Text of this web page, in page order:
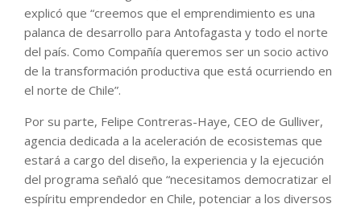
explicó que “creemos que el emprendimiento es una
palanca de desarrollo para Antofagasta y todo el norte
del país. Como Compañía queremos ser un socio activo
de la transformación productiva que está ocurriendo en
el norte de Chile”.
Por su parte, Felipe Contreras-Haye, CEO de Gulliver,
agencia dedicada a la aceleración de ecosistemas que
estará a cargo del diseño, la experiencia y la ejecución
del programa señaló que “necesitamos democratizar el
espíritu emprendedor en Chile, potenciar a los diversos